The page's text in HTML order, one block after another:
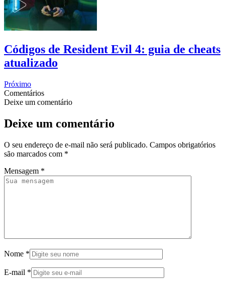
Códigos de Resident Evil 4: guia de cheats
atualizado
Próximo
Comentários
Deixe um comentário
Deixe um comentário
O seu endereço de e-mail não será publicado. Campos obrigatórios
são marcados com *
Mensagem *
Nome *
E-mail *